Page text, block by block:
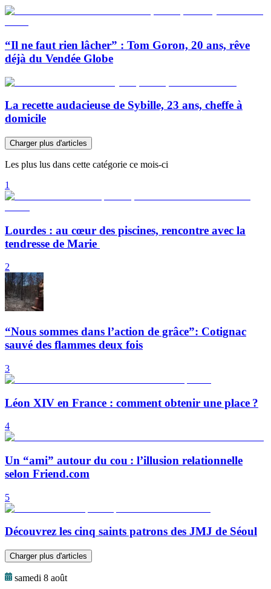
“Il ne faut rien lâcher” : Tom Goron, 20 ans, rêve
déjà du Vendée Globe
La recette audacieuse de Sybille, 23 ans, cheffe à
domicile
Charger plus d'articles
Les plus lus dans cette catégorie ce mois-ci
1
Lourdes : au cœur des piscines, rencontre avec la
tendresse de Marie
2
“Nous sommes dans l’action de grâce”: Cotignac
sauvé des flammes deux fois
3
Léon XIV en France : comment obtenir une place ?
4
Un “ami” autour du cou : l’illusion relationnelle
selon Friend.com
5
Découvrez les cinq saints patrons des JMJ de Séoul
Charger plus d'articles
samedi 8 août